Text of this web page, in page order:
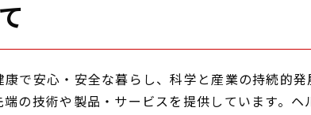
で安心・安全な暮らし、科学と産業の持続的
の技術や製品・サービスを提供しています。